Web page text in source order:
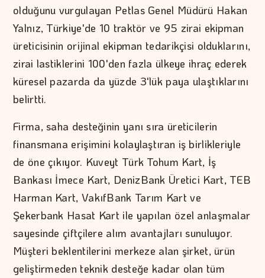
olduğunu vurgulayan Petlas Genel Müdürü Hakan
Yalnız, Türkiye'de 10 traktör ve 95 zirai ekipman
üreticisinin orijinal ekipman tedarikçisi olduklarını,
zirai lastiklerini 100'den fazla ülkeye ihraç ederek
küresel pazarda da yüzde 3'lük paya ulaştıklarını
belirtti.
Firma, saha desteğinin yanı sıra üreticilerin
finansmana erişimini kolaylaştıran iş birlikleriyle
de öne çıkıyor. Kuveyt Türk Tohum Kart, İş
Bankası İmece Kart, DenizBank Üretici Kart, TEB
Harman Kart, VakıfBank Tarım Kart ve
Şekerbank Hasat Kart ile yapılan özel anlaşmalar
sayesinde çiftçilere alım avantajları sunuluyor.
Müşteri beklentilerini merkeze alan şirket, ürün
geliştirmeden teknik desteğe kadar olan tüm